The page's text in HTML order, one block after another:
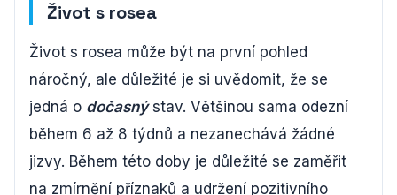
Život s rosea
Život s rosea může být na první pohled
náročný, ale důležité je si uvědomit, že se
jedná o dočasnýstav. Většinou sama odezní
během 6 až 8 týdnů a nezanechává žádné
jizvy. Během této doby je důležité se zaměřit
na zmírnění příznaků a udržení pozitivního